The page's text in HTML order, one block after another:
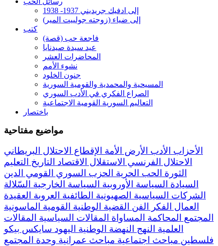
إلى ادفيك جريديني 1937- 1938
إلى ضياء (زوجته جولييت المير)
كتب
فاجعة حب (قصة)
عيد سيدة صيدنايا
المحاضرات العشر
نشوء الأمم
جنون الخلود
المسيحية والمحمدية والقومية السورية
الصراع الفكري في الأدب السوري
التعاليم السورية القومية الاجتماعية
باختصار
مواضيع مفتاحية
الأحزاب
الأدب الأرض الأمة الإقطاع
الاحتلال البريطاني
الاحتلال الفرنسي
الاستقلال الاقتصاد التاريخ
التعليم
الثورة
الحب الحرية الحزب السوري القومي
الدين
السيادة
السياسة الأوروبية السياسة الخارجية
السّلالة
الشركات السياسية
الصهيونية الطائفية العروبة
العقيدة
العمال
الفكر الفن القضية الوطنية القومية
الماسونية
المجتمع
المحاكمة المساواة المقالات السياسية
المقالات
العلمية
النهج النهضة الوطنية اليهود سايكس بيكو
فلسطين مباحث اجتماعية مباحث عمرانية وحدة المجتمع